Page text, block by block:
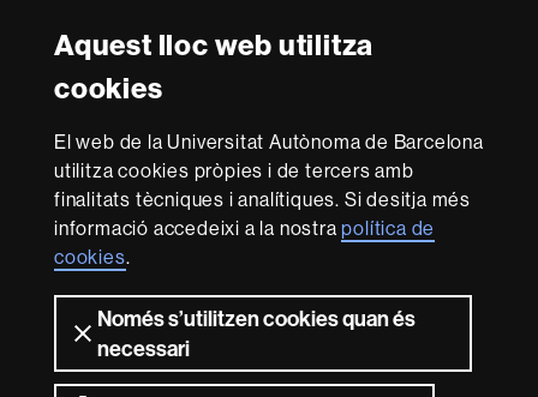
Aquest lloc web utilitza
cookies
El web de la Universitat Autònoma de Barcelona
utilitza cookies pròpies i de tercers amb
finalitats tècniques i analítiques. Si desitja més
informació accedeixi a la nostrapolítica de
cookies.
Només s’utilitzen cookies quan és
necessari
Reconeixement internacional de l'excel·lència
in
Research
-
Euraxess
Amb el finançament de
Sobre
aquest
web
Avís legal